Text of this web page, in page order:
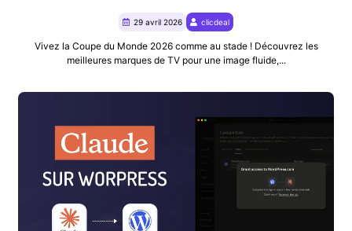
29 avril 2026 clicdeal
Vivez la Coupe du Monde 2026 comme au stade ! Découvrez les
meilleures marques de TV pour une image fluide,...